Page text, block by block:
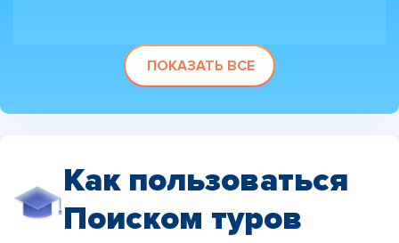
ПОКАЗАТЬ ВСЕ
Как пользоваться
Поиском туров